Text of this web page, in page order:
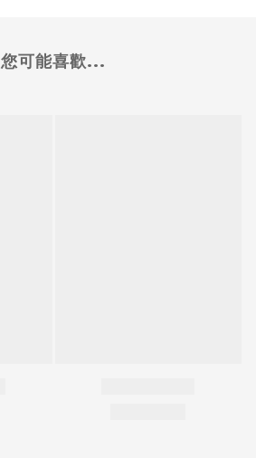
您可能喜歡...